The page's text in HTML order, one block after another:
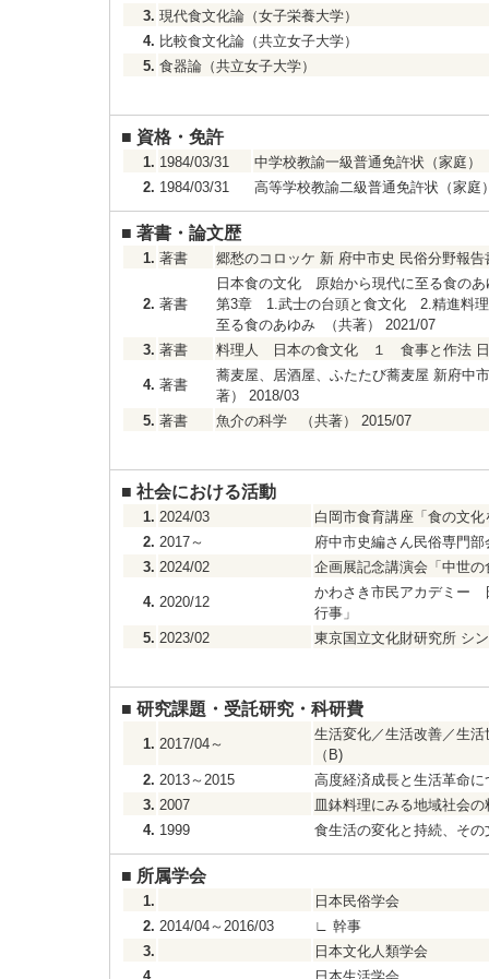
3. 現代食文化論（女子栄養大学）
4. 比較食文化論（共立女子大学）
5. 食器論（共立女子大学）
■ 資格・免許
1. 1984/03/31
中学校教諭一級普通免許状（家庭）
2. 1984/03/31 高等学校教諭二級普通免許状（家庭
■ 著書・論文歴
1. 著書 郷愁のコロッケ 新 府中市史 民俗分野報
2. 著書
日本食の文化 原始から現代に至る食のあ
第3章 1.武士の台頭と食文化 2.精進料
至る食のあゆみ （共著） 2021/07
3. 著書 料理人 日本の食文化 １ 食事と作法
4. 著書
蕎麦屋、居酒屋、ふたたび蕎麦屋 新府中
著） 2018/03
5. 著書 魚介の科学 （共著） 2015/07
■ 社会における活動
1. 2024/03
白岡市食育講座「食の文化
2. 2017～
府中市史編さん民俗専門部
3. 2024/02 企画展記念講演会「中世
4. 2020/12
かわさき市民アカデミー
行事」
5. 2023/02 東京国立文化財研究所 シ
■ 研究課題・受託研究・科研費
1. 2017/04～
生活変化／生活改善／生
（B)
2. 2013～2015
高度経済成長と生活革命
3. 2007
皿鉢料理にみる地域社会
4. 1999 食生活の変化と持続、そ
■ 所属学会
1.
日本民俗学会
2. 2014/04～2016/03 ∟ 幹事
3.
日本文化人類学会